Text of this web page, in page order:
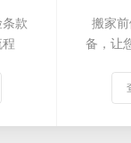
款
程
搬家
备，让